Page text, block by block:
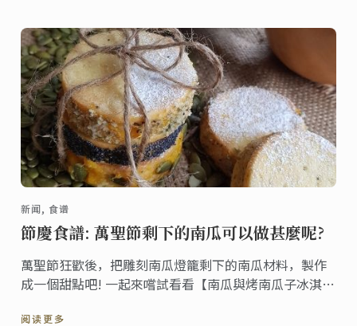
新闻, 食谱
節慶食譜: 萬聖節剩下的南瓜可以做甚麼呢?
萬聖節狂歡後，把雕刻南瓜燈籠剩下的南瓜材料，製作
成一個甜點吧! 一起來嚐試看看【南瓜與烤南瓜子冰淇淋
阅读更多